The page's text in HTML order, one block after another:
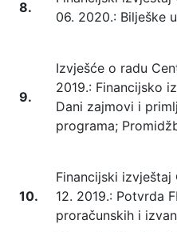
8.
06. 2020.: Bilješke
9.
Izvješće o radu
2019.: Financijsko
Dani zajmovi i
programa;
10.
Financijski izvještaj
12. 2019.: Potvrda
proračunskih i